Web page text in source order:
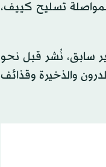
لمواصلة تسليح كييف،
سابق، نُشر قبل نحو
والذخيرة وقذائف